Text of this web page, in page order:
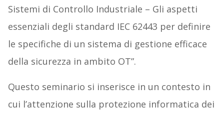
Sistemi di Controllo Industriale – Gli aspetti
essenziali degli standard IEC 62443 per definire
le specifiche di un sistema di gestione efficace
della sicurezza in ambito OT”.
Questo seminario si inserisce in un contesto in
cui l’attenzione sulla protezione informatica dei